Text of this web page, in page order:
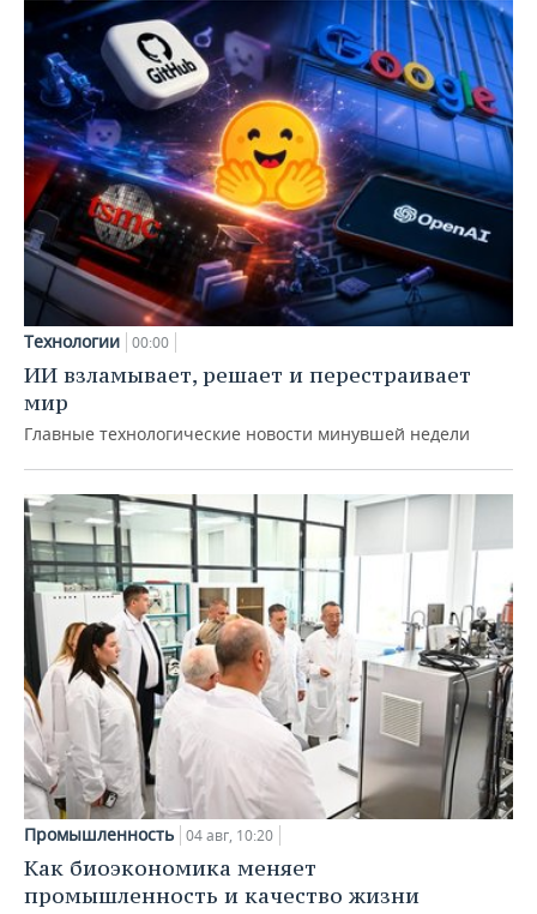
Технологии 00:00
ИИ взламывает, решает и перестраивает
мир
Главные технологические новости минувшей недели
Промышленность 04 авг, 10:20
Как биоэкономика меняет
промышленность и качество жизни